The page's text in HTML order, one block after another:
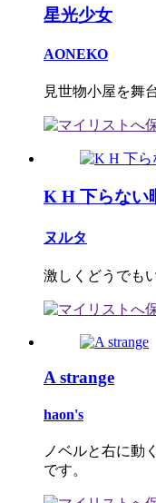
星光少女
AONEKO
見世物小屋を舞
K H 下らない
ヌルタ
激しくどうでも
A strange
haon's
ノベルと右に動
です。